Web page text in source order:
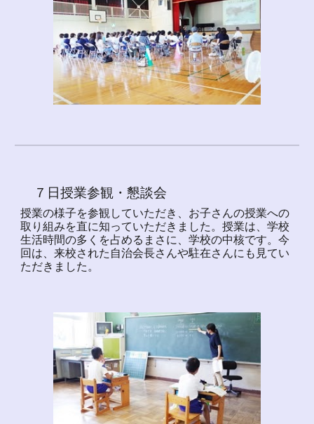
７日授業参観・懇談会
授業の様子を参観していただき、お子さんの授業への
取り組みを直に知っていただきました。授業は、学校
生活時間の多くを占めるまさに、学校の中核です。今
回は、来校された自治会長さんや駐在さんにも見てい
ただきました。